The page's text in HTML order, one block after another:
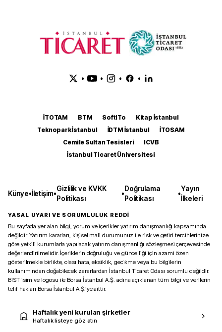
• • • •
İTOTAM BTM SoftITo
Kitap İstanbul
Teknopark İstanbul
İDTM İstanbul
İTOSAM
Cemile Sultan Tesisleri
ICVB
İstanbul Ticaret Üniversitesi
Künye•İletişim•
Gizlilik ve KVKK
Politikası
•
Doğrulama
Politikası
•
Yayın
İlkeleri
YASAL UYARI VE SORUMLULUK REDDİ
Bu sayfada yer alan bilgi, yorum ve içerikler yatırım danışmanlığı kapsamında
değildir. Yatırım kararları, kişisel mali durumunuz ile risk ve getiri tercihlerinize
göre yetkili kurumlarla yapılacak yatırım danışmanlığı sözleşmesi çerçevesinde
değerlendirilmelidir. İçeriklerin doğruluğu ve güncelliği için azami özen
gösterilmekle birlikte, olası hata, eksiklik, gecikme veya bu bilgilerin
kullanımından doğabilecek zararlardan İstanbul Ticaret Odası sorumlu değildir.
BIST isim ve logosu ile Borsa İstanbul A.Ş. adına açıklanan tüm bilgi ve verilerin
telif hakları Borsa İstanbul A.Ş.’ye aittir.
Haftalık yeni kurulan şirketler
Haftalık listeye göz atın